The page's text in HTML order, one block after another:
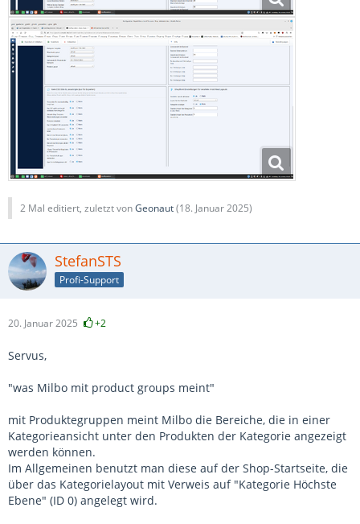
2 Mal editiert, zuletzt vonGeonaut(18. Januar 2025)
StefanSTS
Profi-Support
20. Januar 2025 +2
Servus,
"was Milbo mit product groups meint"
mit Produktegruppen meint Milbo die Bereiche, die in einer
Kategorieansicht unter den Produkten der Kategorie angezeigt
werden können.
Im Allgemeinen benutzt man diese auf der Shop-Startseite, die
über das Kategorielayout mit Verweis auf "Kategorie Höchste
Ebene" (ID 0) angelegt wird.